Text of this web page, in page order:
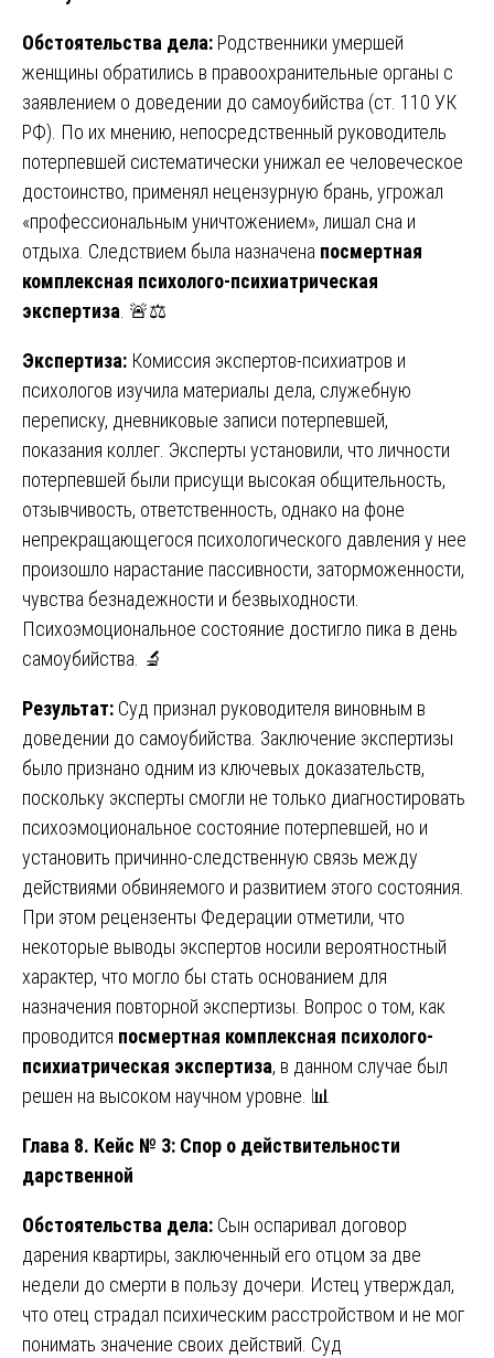
Обстоятельства дела: Родственники умершей
женщины обратились в правоохранительные органы с
заявлением о доведении до самоубийства (ст. 110 УК
РФ). По их мнению, непосредственный руководитель
потерпевшей систематически унижал ее человеческое
достоинство, применял нецензурную брань, угрожал
«профессиональным уничтожением», лишал сна и
отдыха. Следствием была назначена посмертная
комплексная психолого-психиатрическая
экспертиза. 🚨⚖️
Экспертиза: Комиссия экспертов-психиатров и
психологов изучила материалы дела, служебную
переписку, дневниковые записи потерпевшей,
показания коллег. Эксперты установили, что личности
потерпевшей были присущи высокая общительность,
отзывчивость, ответственность, однако на фоне
непрекращающегося психологического давления у нее
произошло нарастание пассивности, заторможенности,
чувства безнадежности и безвыходности.
Психоэмоциональное состояние достигло пика в день
самоубийства. 🔬
Результат: Суд признал руководителя виновным в
доведении до самоубийства. Заключение экспертизы
было признано одним из ключевых доказательств,
поскольку эксперты смогли не только диагностировать
психоэмоциональное состояние потерпевшей, но и
установить причинно-следственную связь между
действиями обвиняемого и развитием этого состояния.
При этом рецензенты Федерации отметили, что
некоторые выводы экспертов носили вероятностный
характер, что могло бы стать основанием для
назначения повторной экспертизы. Вопрос о том, как
проводится посмертная комплексная психолого-
психиатрическая экспертиза, в данном случае был
решен на высоком научном уровне. 📊
Глава 8. Кейс № 3: Спор о действительности
дарственной
Обстоятельства дела: Сын оспаривал договор
дарения квартиры, заключенный его отцом за две
недели до смерти в пользу дочери. Истец утверждал,
что отец страдал психическим расстройством и не мог
понимать значение своих действий. Суд